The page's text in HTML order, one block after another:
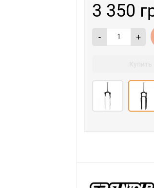
3 350
- +